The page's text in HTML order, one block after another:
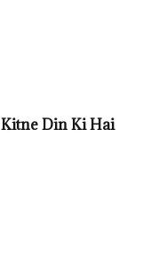
Kitne Din Ki Hai